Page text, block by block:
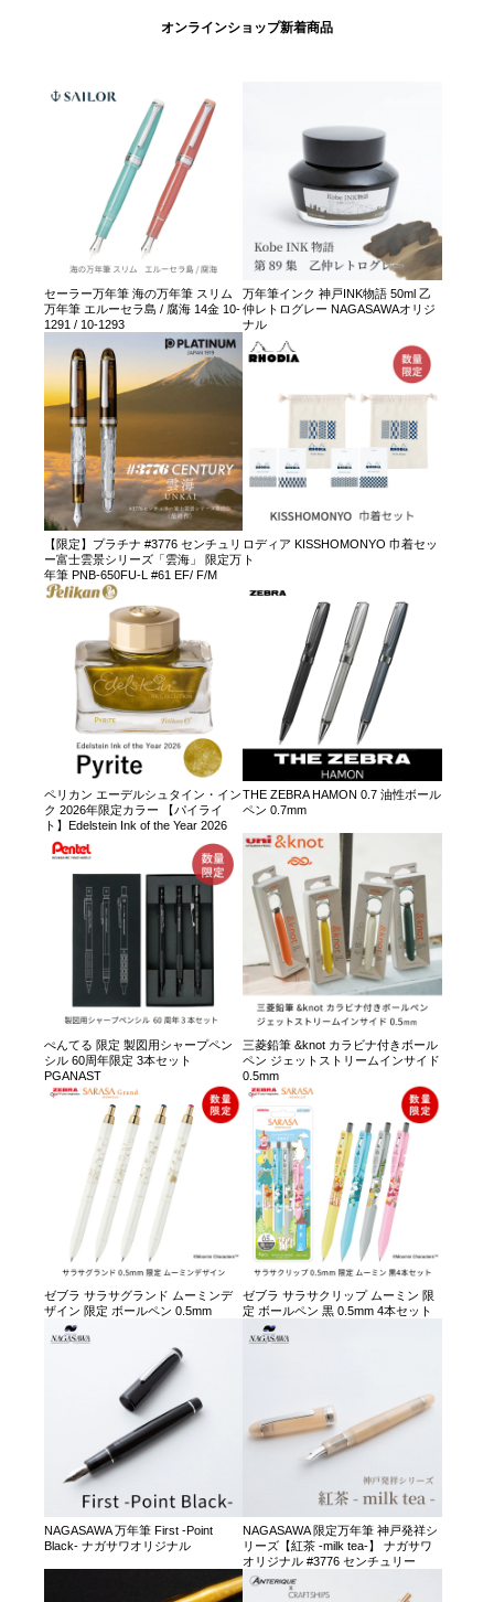
オンラインショップ新着商品
セーラー万年筆 海の万年筆 スリム
万年筆 エルーセラ島 / 腐海 14金 10-
1291 / 10-1293
万年筆インク 神戸INK物語 50ml 乙
仲レトログレー NAGASAWAオリジ
ナル
【限定】プラチナ #3776 センチュリ
ー富士雲景シリーズ「雲海」 限定万
年筆 PNB-650FU-L #61 EF/ F/M
ロディア KISSHOMONYO 巾着セッ
ト
ペリカン エーデルシュタイン・イン
ク 2026年限定カラー 【パイライ
ト】Edelstein Ink of the Year 2026
THE ZEBRA HAMON 0.7 油性ボール
ペン 0.7mm
ぺんてる 限定 製図用シャープペン
シル 60周年限定 3本セット
PGANAST
三菱鉛筆 &knot カラビナ付きボール
ペン ジェットストリームインサイド
0.5mm
ゼブラ サラサグランド ムーミンデ
ザイン 限定 ボールペン 0.5mm
ゼブラ サラサクリップ ムーミン 限
定 ボールペン 黒 0.5mm 4本セット
NAGASAWA 万年筆 First -Point
Black- ナガサワオリジナル
NAGASAWA 限定万年筆 神戸発祥シ
リーズ【紅茶 -milk tea-】 ナガサワ
オリジナル #3776 センチュリー